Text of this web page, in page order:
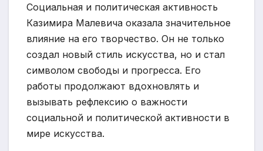
Социальная и политическая активность
Казимира Малевича оказала значительное
влияние на его творчество. Он не только
создал новый стиль искусства, но и стал
символом свободы и прогресса. Его
работы продолжают вдохновлять и
вызывать рефлексию о важности
социальной и политической активности в
мире искусства.